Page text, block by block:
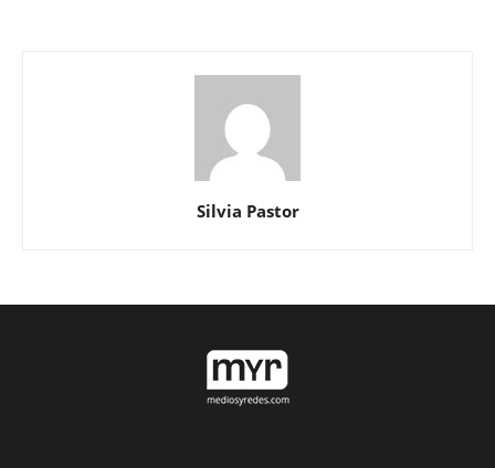
Silvia Pastor